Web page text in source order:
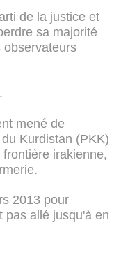
de la justice et
sa majorité
observateurs
mené de
Kurdistan (PKK)
irakienne,
2013 pour
pas allé jusqu'à en